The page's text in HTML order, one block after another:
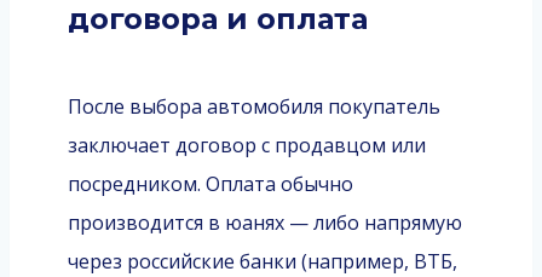
договора и оплата
После выбора автомобиля покупатель
заключает договор с продавцом или
посредником. Оплата обычно
производится в юанях — либо напрямую
через российские банки (например, ВТБ,